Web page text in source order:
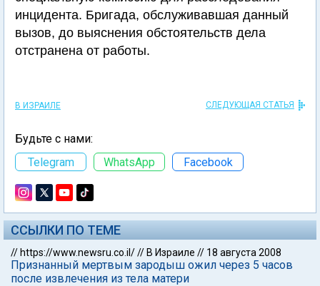
инцидента. Бригада, обслуживавшая данный
вызов, до выяснения обстоятельств дела
отстранена от работы.
В ИЗРАИЛЕ СЛЕДУЮЩАЯ СТАТЬЯ
Будьте с нами:
Telegram
WhatsApp Facebook
ССЫЛКИ ПО ТЕМЕ
// https://www.newsru.co.il/// В Израиле // 18 августа 2008
Признанный мертвым зародыш ожил через 5 часов
после извлечения из тела матери